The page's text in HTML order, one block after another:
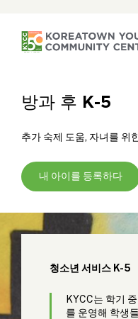
방과 후 K-5
추가 숙제 도움, 자녀를 위
내 아이를 등록하다
청소년 서비스 K-5
KYCC는 학기
를 운영해 학생